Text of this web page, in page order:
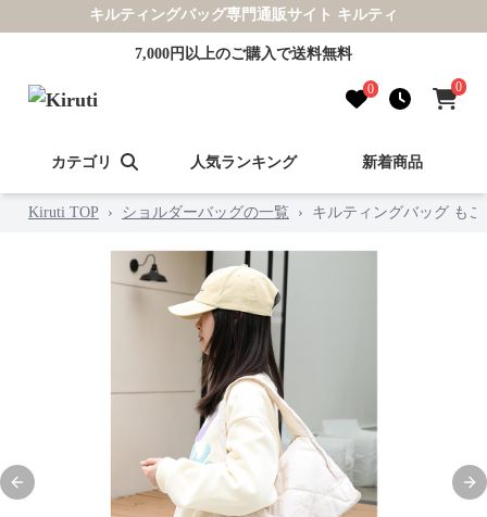
キルティングバッグ専門通販サイト キルティ
7,000円以上のご購入で送料無料
0 0
カテゴリ 人気ランキング 新着商品
Kiruti TOP › ショルダーバッグの一覧 › キルティングバッグ も
Previous slide